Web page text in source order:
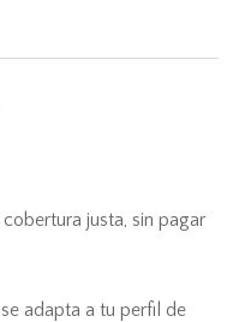
justa, sin pagar
adapta a tu perfil de